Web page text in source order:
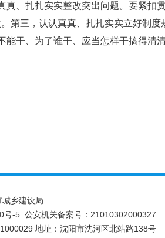
、扎扎实实整改突出问题。要紧扣
第三，认认真真、扎扎实实立好制
干、为了谁干、应当怎样干搞得清
乡建设局
号-5 公安机关备案号：21010302000327
地址：沈阳市沈河区北站路138号